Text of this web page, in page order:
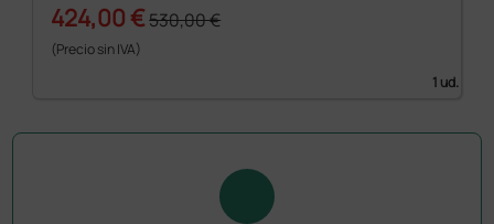
424,00 €530,00 €
(Precio sin IVA)
1 ud.